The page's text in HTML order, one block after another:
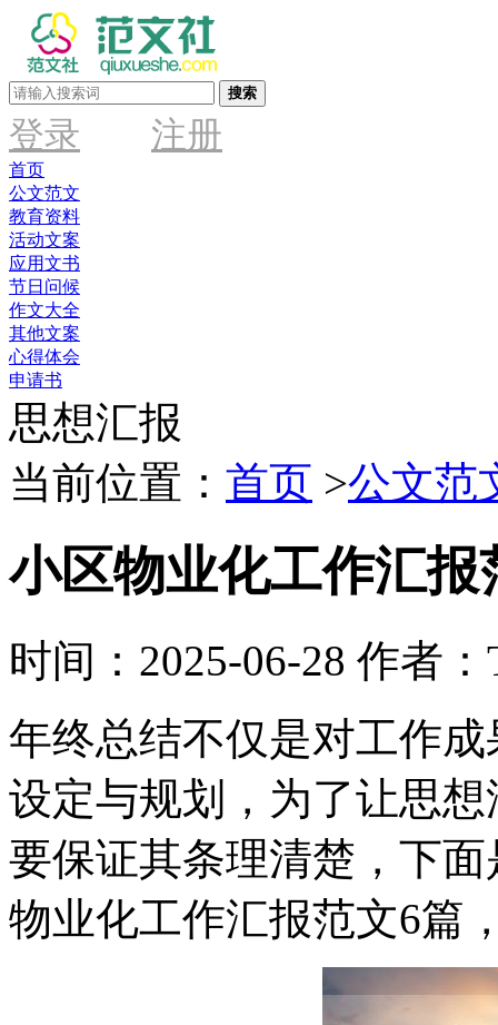
搜索
登录 注册
首页
公文范文
教育资料
活动文案
应用文书
节日问候
作文大全
其他文案
心得体会
申请书
思想汇报
当前位置： 首页 >公文范
小区物业化工作汇报
时间：2025-06-28 作者：
年终总结不仅是对工作
设定与规划，为了让思
要保证其条理清楚，下
物业化工作汇报范文6篇